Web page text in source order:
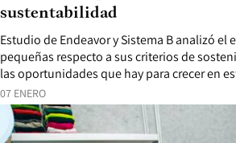
07 ENERO
Estudio de Endeavor y Sistema B analizó el
pequeñas respecto a sus criterios de
las oportunidades que hay para crecer en
sustentabilidad